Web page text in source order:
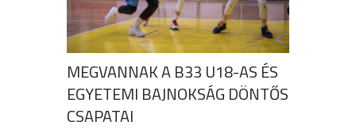
MEGVANNAK A B33 U18-AS ÉS
EGYETEMI BAJNOKSÁG DÖNTŐS
CSAPATAI